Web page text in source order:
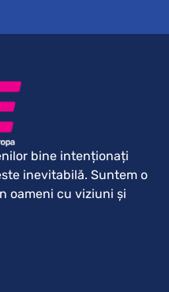
bine intenționați
inevitabilă. Suntem o
oameni cu viziuni și